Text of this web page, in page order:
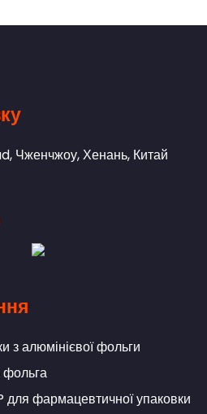
Чженчжоу, Хенань, Китай
з алюмінієвої фольги
фольга
для фармацевтичної упаковки